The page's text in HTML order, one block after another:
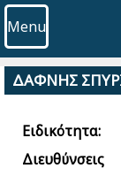
Menu
ΔΑΦΝΗΣ
Ειδικότητα:
Διευθύνσεις